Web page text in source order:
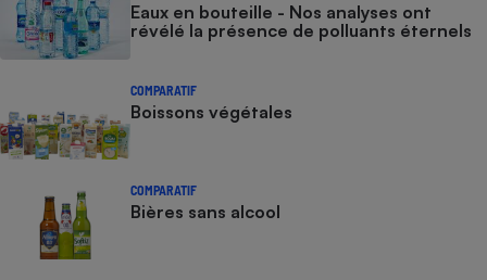
Eaux en bouteille - Nos analyses ont
révélé la présence de polluants éternels
COMPARATIF
Boissons végétales
COMPARATIF
Bières sans alcool